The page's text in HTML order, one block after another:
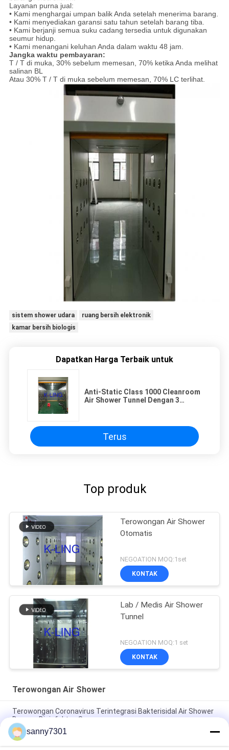
Layanan purna jual:
• Kami menghargai umpan balik Anda setelah menerima barang.
• Kami menyediakan garansi satu tahun setelah barang tiba.
• Kami berjanji semua suku cadang tersedia untuk digunakan
seumur hidup.
• Kami menangani keluhan Anda dalam waktu 48 jam.
Jangka waktu pembayaran:
T / T di muka, 30% sebelum memesan, 70% ketika Anda melihat
salinan BL
Atau 30% T / T di muka sebelum memesan, 70% LC terlihat.
sistem shower udara
ruang bersih elektronik
kamar bersih biologis
Dapatkan Harga Terbaik untuk
Anti-Static Class 1000 Cleanroom
Air Shower Tunnel Dengan 3
Terus
Top produk
Terowongan Air Shower
Otomatis
NEGOATION MOQ:1set
KONTAK
Lab / Medis Air Shower
Tunnel
NEGOATION MOQ:1 set
KONTAK
Terowongan Air Shower
Terowongan Coronavirus Terintegrasi Bakterisidal Air Shower
Dengan Disinfektan Spary
Barang Pintu Induksi Otomatis Air Shower Tunnel Three -
Sided Customizable
sanny7301